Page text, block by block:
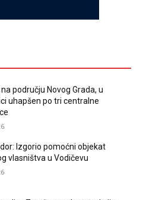
području Novog Grada, u
uhapšen po tri centralne
Izgorio pomoćni objekat
vlasništva u Vodičevu